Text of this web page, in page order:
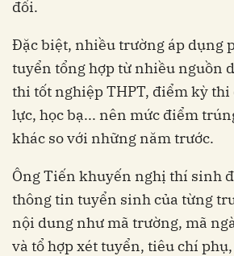
đổi.
Đặc biệt, nhiều trường áp dụng
tuyển tổng hợp từ nhiều nguồn
thi tốt nghiệp THPT, điểm kỳ
lực, học bạ... nên mức điểm
khác so với những năm trước.
Ông Tiến khuyến nghị thí sinh
thông tin tuyển sinh của từng
nội dung như mã trường, mã
và tổ hợp xét tuyển, tiêu chí